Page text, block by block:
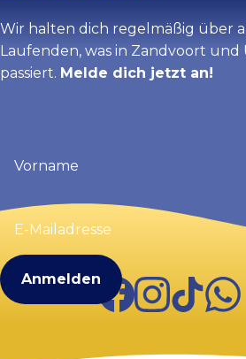
Wir halten dich regelmäßig über
Laufenden, was in Zandvoort
passiert. Melde dich jetzt an!
(erforderlich)
E-
Mailadresse
FacebookInstagram
TikTok